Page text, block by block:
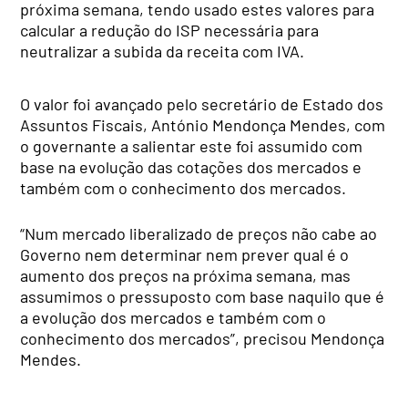
próxima semana, tendo usado estes valores para
calcular a redução do ISP necessária para
neutralizar a subida da receita com IVA.
O valor foi avançado pelo secretário de Estado dos
Assuntos Fiscais, António Mendonça Mendes, com
o governante a salientar este foi assumido com
base na evolução das cotações dos mercados e
também com o conhecimento dos mercados.
“Num mercado liberalizado de preços não cabe ao
Governo nem determinar nem prever qual é o
aumento dos preços na próxima semana, mas
assumimos o pressuposto com base naquilo que é
a evolução dos mercados e também com o
conhecimento dos mercados”, precisou Mendonça
Mendes.